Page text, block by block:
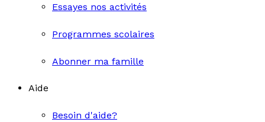
Essayes nos activités
Programmes scolaires
Abonner ma famille
Aide
Besoin d'aide?